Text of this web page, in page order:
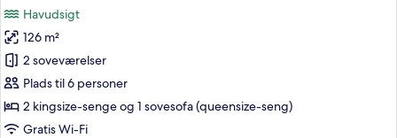
billeder
af
Ocean
Front
2BR
Residence
Havudsigt
126 m²
2 soveværelser
Plads til 6 personer
2 kingsize-senge og 1 sovesofa (queensize-seng)
Gratis Wi-Fi